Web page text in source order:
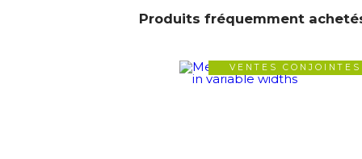
Produits fréquemment
VENTES CONJOINTES